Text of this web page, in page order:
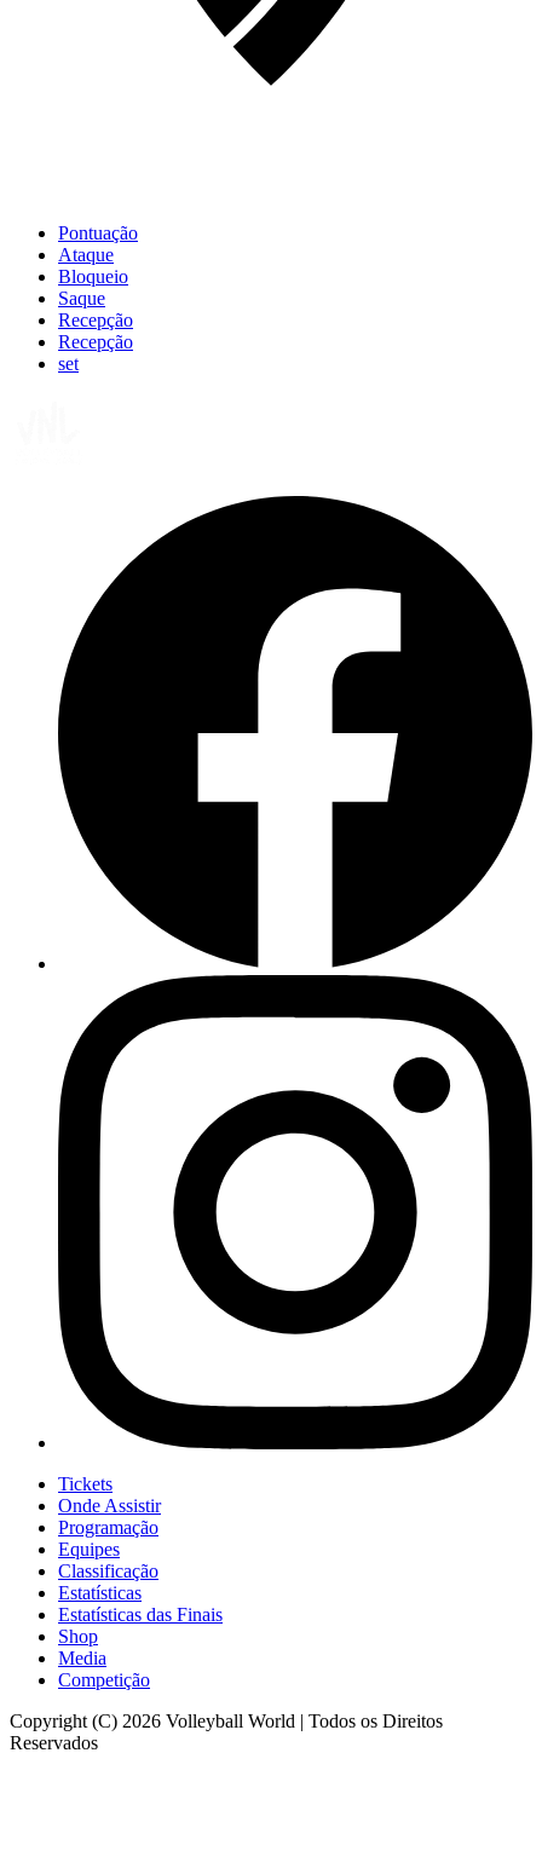
Pontuação
Ataque
Bloqueio
Saque
Recepção
Recepção
set
Tickets
Onde Assistir
Programação
Equipes
Classificação
Estatísticas
Estatísticas das Finais
Shop
Media
Competição
Copyright (C) 2026 Volleyball World | Todos os Direitos
Reservados